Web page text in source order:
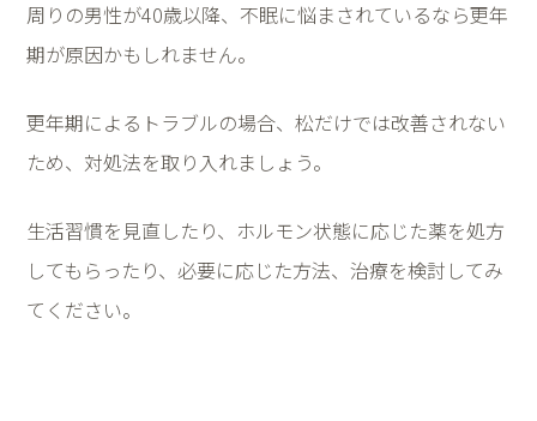
周りの男性が40歳以降、不眠に悩まされているなら更年
期が原因かもしれません。
更年期によるトラブルの場合、松だけでは改善されない
ため、対処法を取り入れましょう。
生活習慣を見直したり、ホルモン状態に応じた薬を処方
してもらったり、必要に応じた方法、治療を検討してみ
てください。